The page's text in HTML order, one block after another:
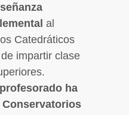
al
Catedráticos
impartir clase
ha